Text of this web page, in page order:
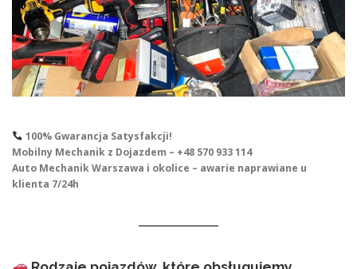
100% Gwarancja Satysfakcji!
Mobilny Mechanik z Dojazdem – +48 570 933 114
Auto Mechanik Warszawa i okolice – awarie naprawiane u
klienta 7/24h